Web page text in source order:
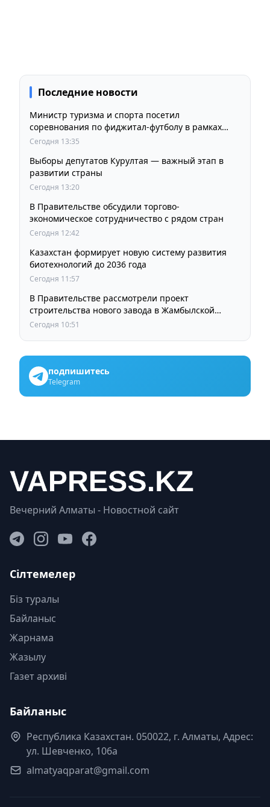
Последние новости
Министр туризма и спорта посетил
соревнования по фиджитал-футболу в рамках
«Игр Будущего 2026»
Сегодня 13:35
Выборы депутатов Курултая — важный этап в
развитии страны
Сегодня 13:20
В Правительстве обсудили торгово-
экономическое сотрудничество с рядом стран
Сегодня 12:42
Казахстан формирует новую систему развития
биотехнологий до 2036 года
Сегодня 11:57
В Правительстве рассмотрели проект
строительства нового завода в Жамбылской
области
Сегодня 10:51
подпишитесь
Telegram
Вечерний Алматы - Новостной сайт
Сілтемелер
Біз туралы
Байланыс
Жарнама
Жазылу
Газет архиві
Байланыс
Республика Казахстан. 050022, г. Алматы, Адрес:
ул. Шевченко, 106а
almatyaqparat@gmail.com